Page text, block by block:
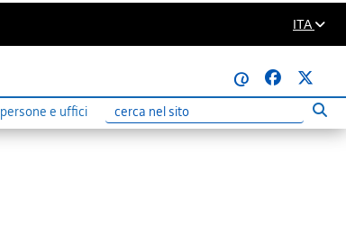
ITA
@
persone e uffici
Ricerca